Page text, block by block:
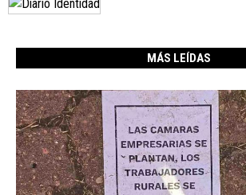
MÁS LEÍDAS